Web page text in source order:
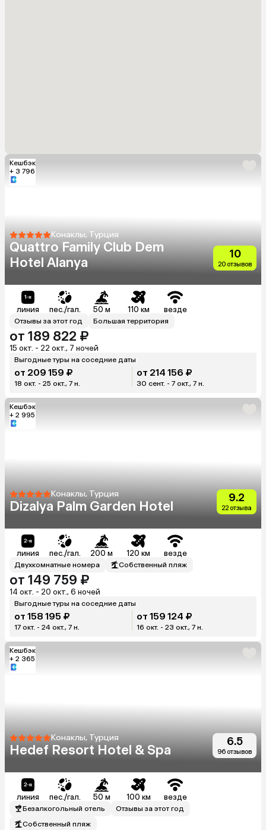
Кешбэк
+ 3 796
Конаклы, Турция
Quattro Family Club Dem
Hotel Alanya
10
20 отзывов
линия пес./гал. 50 м 110 км везде
Отзывы за этот год Большая территория
от 189 822 ₽
15 окт. - 22 окт., 7 ночей
Выгодные туры на соседние даты
от 209 159 ₽
18 окт. - 25 окт., 7 н.
от 214 156 ₽
30 сент. - 7 окт., 7 н.
Кешбэк
+ 2 995
Конаклы, Турция
Dizalya Palm Garden Hotel
9.2
22 отзыва
линия пес./гал. 200 м 120 км везде
Двухкомнатные номера Собственный пляж
от 149 759 ₽
14 окт. - 20 окт., 6 ночей
Выгодные туры на соседние даты
от 158 195 ₽
17 окт. - 24 окт., 7 н.
от 159 124 ₽
16 окт. - 23 окт., 7 н.
Кешбэк
+ 2 365
Конаклы, Турция
Hedef Resort Hotel & Spa
6.5
96 отзывов
линия пес./гал. 50 м 100 км везде
Безалкогольный отель
Отзывы за этот год
Собственный пляж